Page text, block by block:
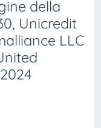
della
Unicredit
LLC